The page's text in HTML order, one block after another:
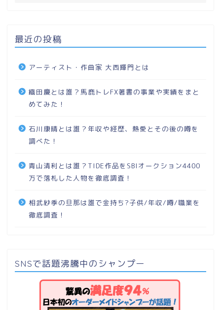
最近の投稿
アーティスト・作曲家 大西輝門とは
織田慶とは誰？馬鹿トレFX著書の事業や実績をまと
めてみた！
石川康晴とは誰？年収や経歴、熱愛とその後の噂を
調べた！
青山清利とは誰？TIDE作品をSBIオークション4400
万で落札した人物を徹底調査！
相武紗季の旦那は誰で金持ち?子供/年収/噂/職業を
徹底調査！
SNSで話題沸騰中のシャンプー